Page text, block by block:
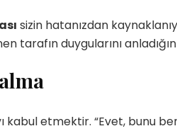
sizin hatanızdan
tarafın duygularını
kabul etmektir. “Evet, bunu